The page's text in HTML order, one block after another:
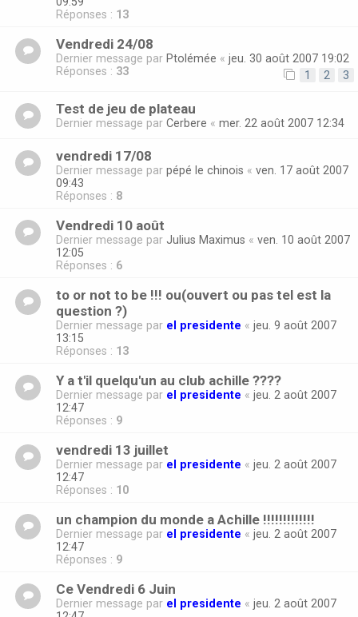
Réponses : 13
Vendredi 24/08
Dernier message par Ptolémée « jeu. 30 août 2007 19:02
Réponses : 33 1 2 3
Test de jeu de plateau
Dernier message par Cerbere « mer. 22 août 2007 12:34
vendredi 17/08
Dernier message par pépé le chinois « ven. 17 août 2007
09:43
Réponses : 8
Vendredi 10 août
Dernier message par Julius Maximus « ven. 10 août 2007
12:05
Réponses : 6
to or not to be !!! ou(ouvert ou pas tel est la
question ?)
Dernier message par el presidente « jeu. 9 août 2007
13:15
Réponses : 13
Y a t'il quelqu'un au club achille ????
Dernier message par el presidente « jeu. 2 août 2007
12:47
Réponses : 9
vendredi 13 juillet
Dernier message par el presidente « jeu. 2 août 2007
12:47
Réponses : 10
un champion du monde a Achille !!!!!!!!!!!!!
Dernier message par el presidente « jeu. 2 août 2007
12:47
Réponses : 9
Ce Vendredi 6 Juin
Dernier message par el presidente « jeu. 2 août 2007